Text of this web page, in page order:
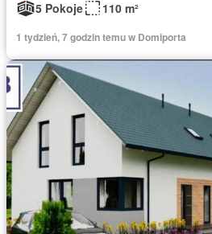
5 Pokoje
110 m²
1 tydzień, 7 godzin temu w Domiporta